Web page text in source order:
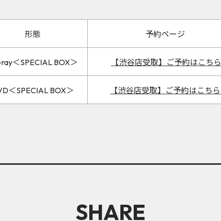
形態 予約ページ
＜SPECIAL BOX＞ 【渋谷店受取】ご予約はこちら
＜SPECIAL BOX＞ 【渋谷店受取】ご予約はこちら
SHARE